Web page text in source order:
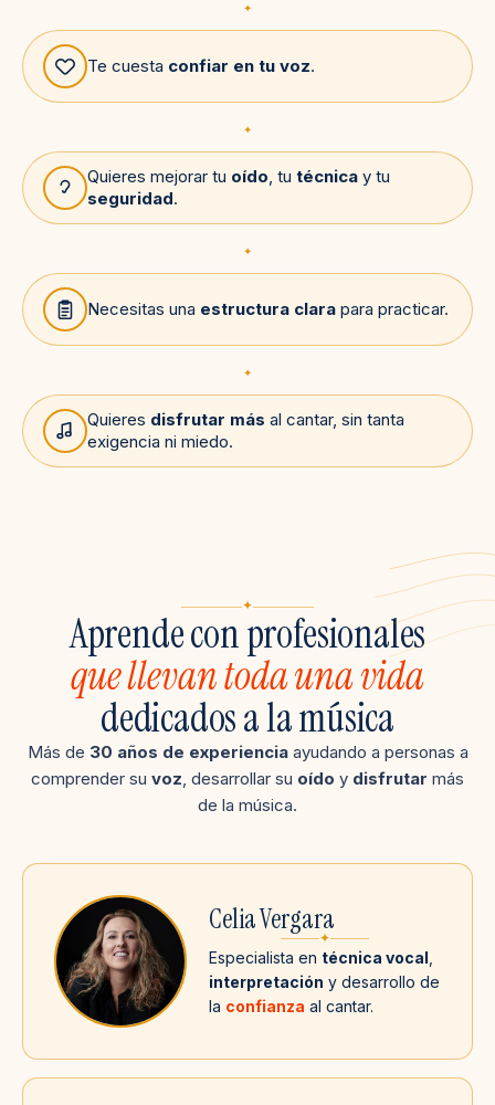
✦
Te cuesta confiar en tu voz.
✦
Quieres mejorar tu oído, tu técnica y tu
seguridad.
✦
Necesitas una estructura clara para practicar.
✦
Quieres disfrutar más al cantar, sin tanta
exigencia ni miedo.
✦
Aprende con profesionales
que llevan toda una vida
dedicados a la música
Más de 30 años de experienciaayudando a personas a
comprender su voz, desarrollar su oído y disfrutar más
de la música.
Celia Vergara
✦
Especialista en técnica vocal
interpretación y desarrollo de
la confianza al cantar.